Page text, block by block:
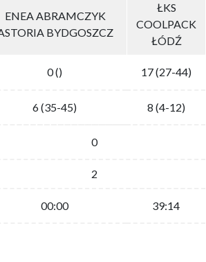
ENEA ABRAMCZYK
BYDGOSZCZ
ŁKS
COOLPACK
ŁÓDŹ
0 () 17 (27-44)
6 (35-45)
8 (4-12)
0
2
00:00 39:14